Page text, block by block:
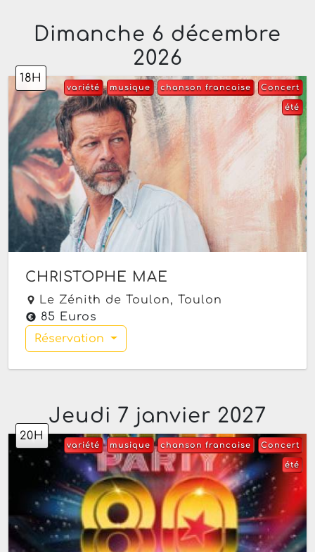
Dimanche 6 décembre
2026
18H
Concert
chanson francaise
musique
variété
été
CHRISTOPHE MAE
Le Zénith de Toulon,
Toulon
85 Euros
Réservation
Jeudi 7 janvier 2027
20H
Concert
chanson francaise
musique
variété
été